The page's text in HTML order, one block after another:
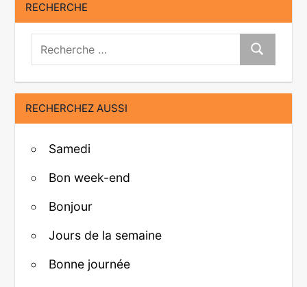
RECHERCHE
Recherche:
Recherche
RECHERCHEZ AUSSI
Samedi
Bon week-end
Bonjour
Jours de la semaine
Bonne journée